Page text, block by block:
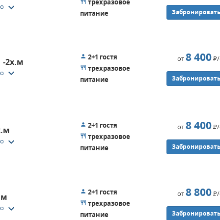
keyboard_arrow_down
трехразовое
питание
Забронировать
-2х.м
keyboard_arrow_down
2+1 гостя
трехразовое
питание
от8 400Р
Забронировать
keyboard_arrow_down
2+1 гостя
трехразовое
питание
от8 400Р
Забронировать
keyboard_arrow_down
2+1 гостя
трехразовое
питание
от8 800Р
Забронировать